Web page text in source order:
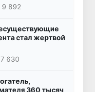
9 892
стал жертвой
7 630
360 тысяч